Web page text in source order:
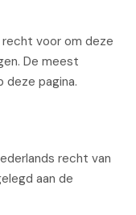
voor om deze
De meest
deze pagina.
recht van
aan de